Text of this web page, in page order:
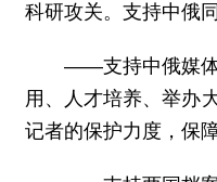
科研攻关。支持中俄
——支持中俄媒体
用、人才培养、举办
记者的保护力度，保